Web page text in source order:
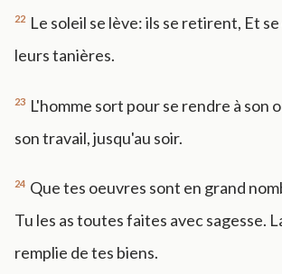
22 Le soleil se lève: ils se retirent, Et
leurs tanières.
23 L'homme sort pour se rendre à son
son travail, jusqu'au soir.
24 Que tes oeuvres sont en grand
Tu les as toutes faites avec sagesse.
remplie de tes biens.